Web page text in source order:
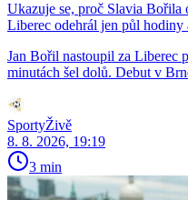
Ukazuje se, proč Slavia Bořila
Liberec odehrál jen půl hodiny
Jan Bořil nastoupil za Liberec
minutách šel dolů. Debut v
SportyŽivě
8. 8. 2026, 19:19
3 min